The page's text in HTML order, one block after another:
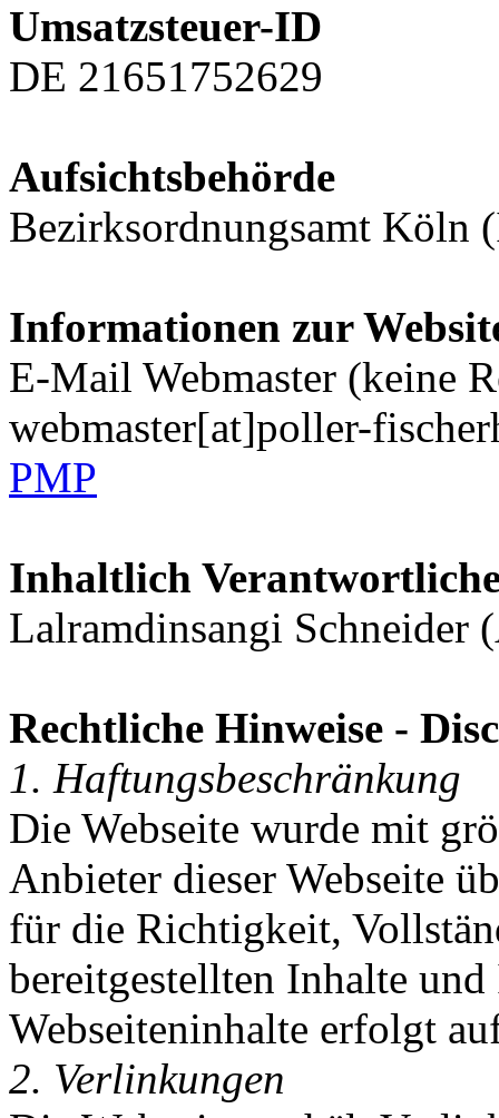
Umsatzsteuer-ID
DE 21651752629
Aufsichtsbehörde
Bezirksordnungsamt Köln
Informationen zur
E-Mail Webmaster (keine
webmaster[at]poller-
PMP
Inhaltlich
Lalramdinsangi Schneider
Rechtliche Hinweise -
1. Haftungsbeschränkung
Die Webseite wurde mit
Anbieter dieser Webseite
für die Richtigkeit,
bereitgestellten Inhalte
Webseiteninhalte erfolgt
2. Verlinkungen